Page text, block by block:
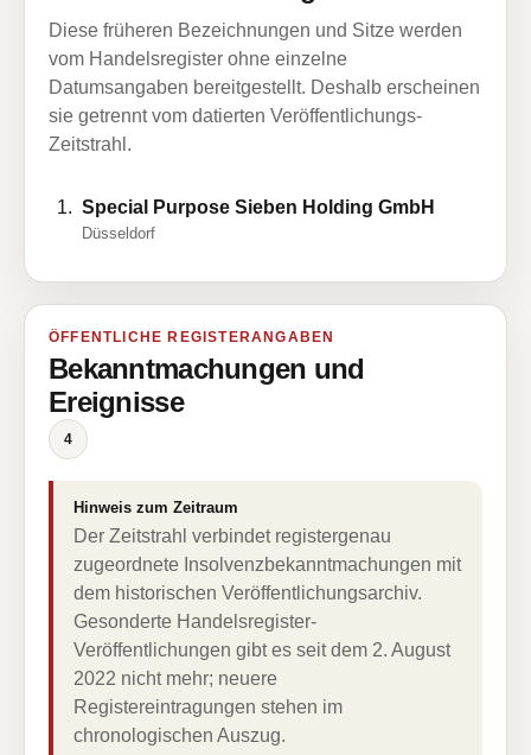
Diese früheren Bezeichnungen und Sitze werden
vom Handelsregister ohne einzelne
Datumsangaben bereitgestellt. Deshalb erscheinen
sie getrennt vom datierten Veröffentlichungs-
Zeitstrahl.
Special Purpose Sieben Holding GmbH
Düsseldorf
ÖFFENTLICHE REGISTERANGABEN
Bekanntmachungen und
Ereignisse
4
Hinweis zum Zeitraum
Der Zeitstrahl verbindet registergenau
zugeordnete Insolvenzbekanntmachungen mit
dem historischen Veröffentlichungsarchiv.
Gesonderte Handelsregister-
Veröffentlichungen gibt es seit dem 2. August
2022 nicht mehr; neuere
Registereintragungen stehen im
chronologischen Auszug.